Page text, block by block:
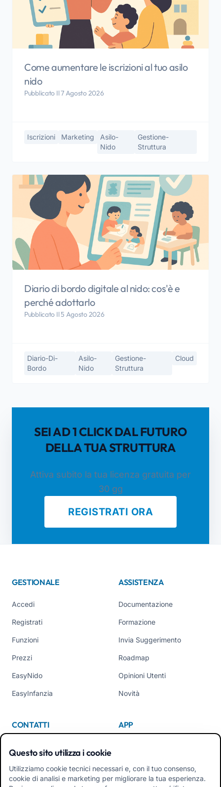
Come aumentare le iscrizioni al tuo asilo
nido
Pubblicato Il 7 Agosto 2026
Iscrizioni Marketing
Asilo-
Nido
Gestione-
Struttura
Diario di bordo digitale al nido: cos'è e
perché adottarlo
Pubblicato Il 5 Agosto 2026
Diario-Di-
Bordo
Asilo-
Nido
Gestione-
Struttura
Cloud
SEI AD 1 CLICK DAL FUTURO
DELLA TUA STRUTTURA
Attiva subito la tua licenza gratuita per
30 gg
REGISTRATI ORA
GESTIONALE
Accedi
Registrati
Funzioni
Prezzi
EasyNido
EasyInfanzia
ASSISTENZA
Documentazione
Formazione
Invia Suggerimento
Roadmap
Opinioni Utenti
Novità
CONTATTI
Contattaci
Tel +39 02 84152514
APP
Questo sito utilizza i cookie
Utilizziamo cookie tecnici necessari e, con il tuo consenso,
cookie di analisi e marketing per migliorare la tua esperienza.